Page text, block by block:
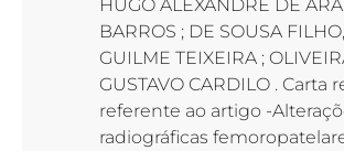
HUGO ALEXANDRE DE
BARROS ; DE SOUSA
GUILME TEIXEIRA ;
GUSTAVO CARDILO . Carta
referente ao artigo -
radiográficas